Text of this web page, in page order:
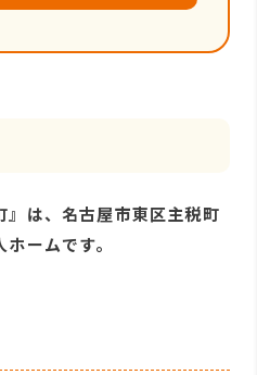
』は、名古屋市東区主税町
ームです。